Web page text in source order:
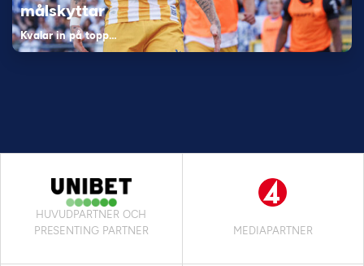
målskyttar
Kvalar in på topp…
HUVUDPARTNER OCH
PRESENTING PARTNER
MEDIAPARTNER